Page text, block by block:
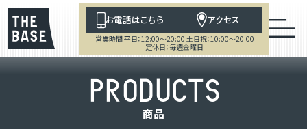
お電話はこちら アクセス
営業時間 平日：12:00～20:00 土日祝：10:00～20:00
定休日：毎週金曜日
PRODUCTS
商品